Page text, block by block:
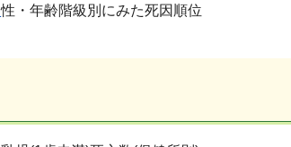
性・年齢階級別にみた死因順位